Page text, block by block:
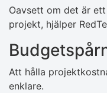
Oavsett om det är
projekt, hjälper
Att hålla
enklare.